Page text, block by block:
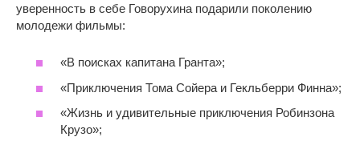
уверенность в себе Говорухина подарили поколению
молодежи фильмы:
«В поисках капитана Гранта»;
«Приключения Тома Сойера и Гекльберри Финна»;
«Жизнь и удивительные приключения Робинзона
Крузо»;